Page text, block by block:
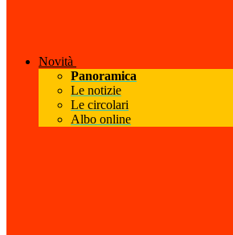
Novità
Panoramica
Le notizie
Le circolari
Albo online